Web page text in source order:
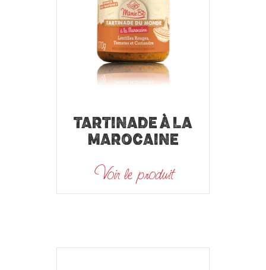
TARTINADE À LA
MAROCAINE
Voir le produit